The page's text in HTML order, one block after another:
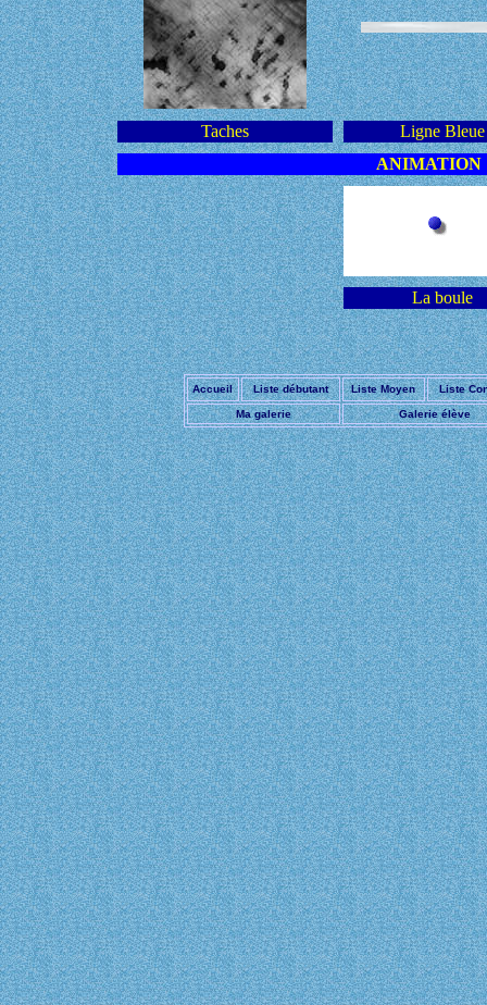
Taches
Ligne Bleue
ANIMATION
La boule
Accueil Liste débutant Liste Moyen Liste
Ma galerie Galerie élève